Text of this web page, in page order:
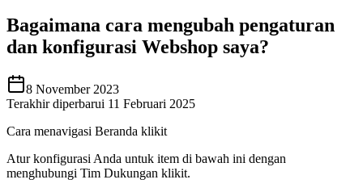
Bagaimana cara mengubah pengaturan
dan konfigurasi Webshop saya?
8 November 2023
Terakhir diperbarui 11 Februari 2025
Cara menavigasi Beranda klikit
Atur konfigurasi Anda untuk item di bawah ini dengan
menghubungi Tim Dukungan klikit.